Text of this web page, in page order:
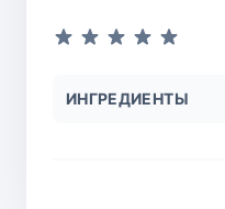
ИНГРЕДИЕНТЫ